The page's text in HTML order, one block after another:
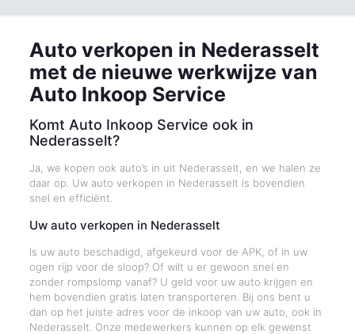
Auto verkopen in Nederasselt
met de nieuwe werkwijze van
Auto Inkoop Service
Komt Auto Inkoop Service ook in
Nederasselt?
Ja, we kopen ook auto’s in uit Nederasselt, en we halen ze
daar op. Uw auto verkopen in Nederasselt is bovendien
snel en efficiënt.
Uw auto verkopen in Nederasselt
Is uw auto beschadigd, afgekeurd voor de APK, of in uw
ogen rijp voor de sloop? Of wilt u er gewoon snel en
zonder rompslomp vanaf? U geld voor uw auto krijgen en
hem bovendien gratis laten transporteren. Bij ons bent u
dan op het juiste adres voor de inkoop van uw auto, ook in
Nederasselt. Onze medewerkers kunnen op elk gewenst